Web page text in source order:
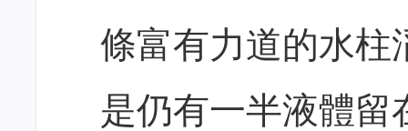
條富有力道的水柱
是仍有一半液體留